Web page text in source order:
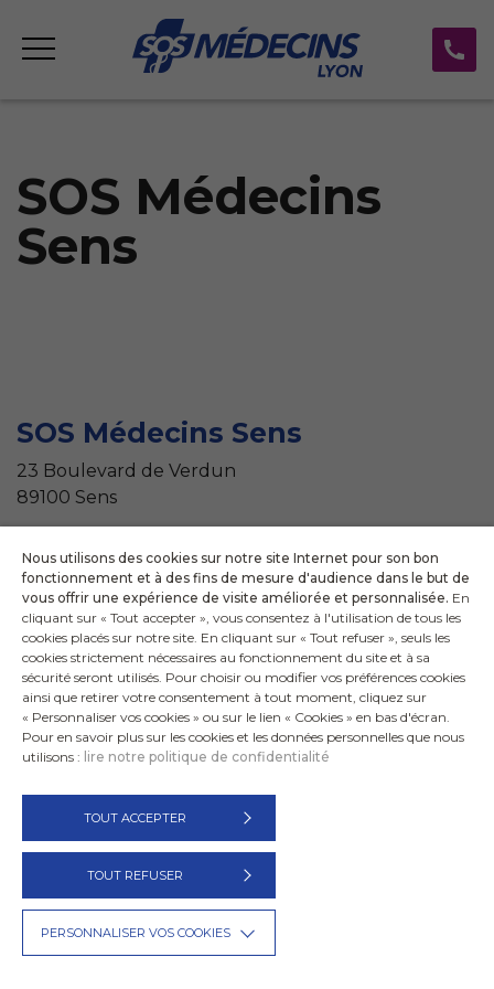
SOS Médecins
Sens
SOS Médecins Sens
23 Boulevard de Verdun
89100 Sens
Téléphone national : 36 24 (0.15 € / min)
VOIR TOUTES LES ASSOCIATIONS
SOS MÉDECINS Lyon
Actualités
Nous contacter
Nous utilisons des cookies sur notre site Internet pour son bon
fonctionnement et à des fins de mesure d'audience dans le but de
vous offrir une expérience de visite améliorée et personnalisée. En
cliquant sur « Tout accepter », vous consentez à l'utilisation de tous les
cookies placés sur notre site. En cliquant sur « Tout refuser », seuls les
cookies strictement nécessaires au fonctionnement du site et à sa
sécurité seront utilisés. Pour choisir ou modifier vos préférences cookies
ainsi que retirer votre consentement à tout moment, cliquez sur
« Personnaliser vos cookies » ou sur le lien « Cookies » en bas d'écran.
Pour en savoir plus sur les cookies et les données personnelles que nous
utilisons : lire notre politique de confidentialité
TOUT ACCEPTER
TOUT REFUSER
PERSONNALISER VOS COOKIES